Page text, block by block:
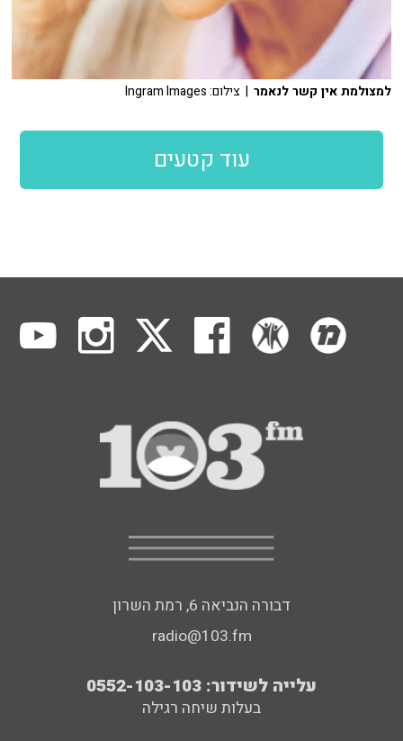
למצולמת אין קשר לנאמר | צילום: Ingram Images
עוד קטעים
דבורה הנביאה 6, רמת השרון
radio@103.fm
עלייה לשידור: 0552-103-103
בעלות שיחה רגילה